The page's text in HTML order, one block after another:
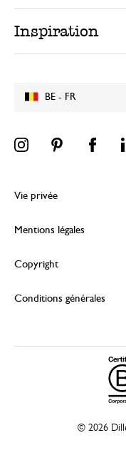
BE - FR
Inspiration
Vie privée
Mentions légales
Copyright
Conditions générales
© 2026